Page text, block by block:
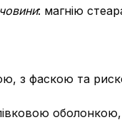
: магнію
з фаскою та